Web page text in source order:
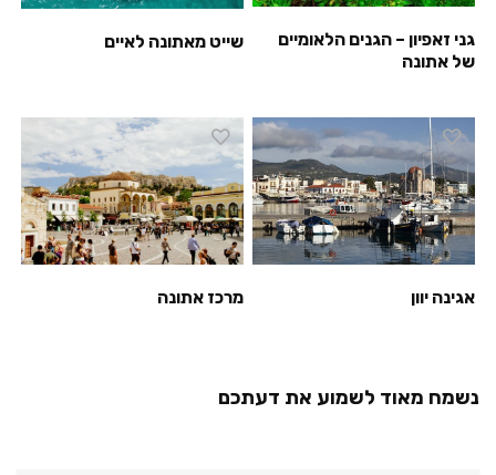
גני זאפיון – הגנים הלאומיים
של אתונה
שייט מאתונה לאיים
אגינה יוון מרכז אתונה
נשמח מאוד לשמוע את דעתכם